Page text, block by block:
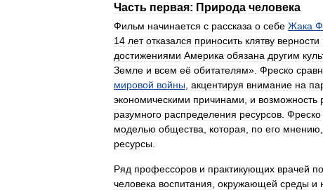
Часть первая: Природа человека
Фильм начинается с рассказа о себе Жака
14 лет отказался приносить клятву верности
достижениями Америка обязана другим
Земле и всем её обитателям». Фреско
мировой войны акцентируя внимание на
экономическими причинами и возможность
разумного распределения ресурсов Фреско
моделью общества которая по его мнению
ресурсы
Ряд профессоров и практикующих врачей
человека воспитания окружающей среды и